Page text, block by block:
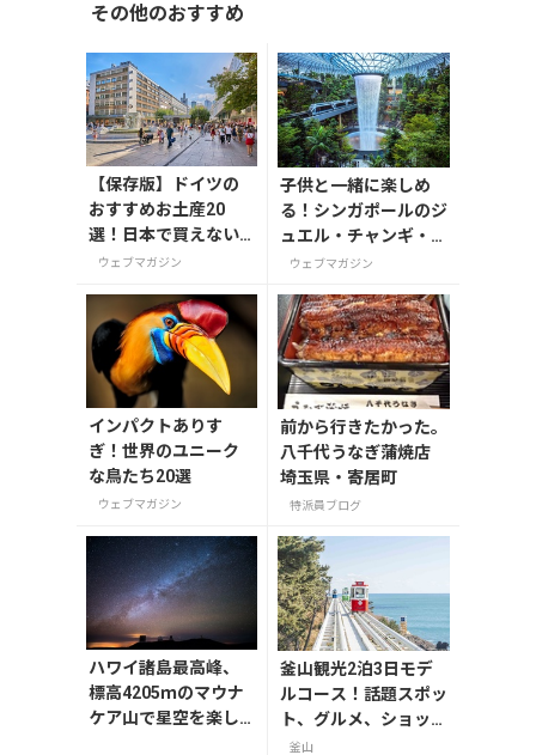
その他のおすすめ
【保存版】ドイツの
おすすめお土産20
選！日本で買えない
雑貨からお菓子まで
ウェブマガジン
子供と一緒に楽しめ
る！シンガポールのジ
ュエル・チャンギ・エ
アポート
ウェブマガジン
インパクトありす
ぎ！世界のユニーク
な鳥たち20選
ウェブマガジン
前から行きたかった。
八千代うなぎ蒲焼店
埼玉県・寄居町
特派員ブログ
ハワイ諸島最高峰、
標高4205ｍのマウナ
ケア山で星空を楽し
釜山観光2泊3日モデ
ルコース！話題スポッ
ト、グルメ、ショッピ
ングを満喫
釜山